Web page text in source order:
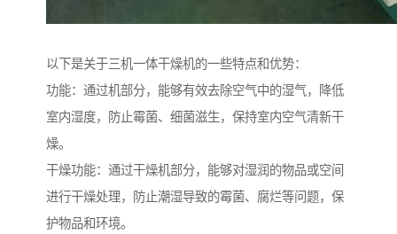
以下是关于三机一体干燥机的一些特点和优势：
功能：通过机部分，能够有效去除空气中的湿气，降低
室内湿度，防止霉菌、细菌滋生，保持室内空气清新干
燥。
干燥功能：通过干燥机部分，能够对湿润的物品或空间
进行干燥处理，防止潮湿导致的霉菌、腐烂等问题，保
护物品和环境。